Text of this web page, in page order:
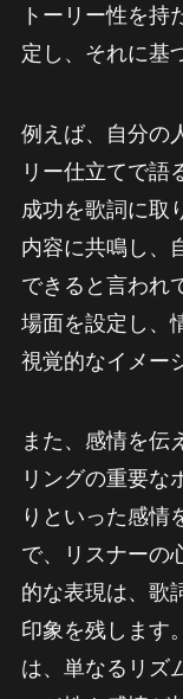
トーリー性を持
定し、それに基
例えば、自分の
リー仕立てで語
成功を歌詞に取
内容に共鳴し、
できると言われ
場面を設定し、
視覚的なイメー
また、感情を伝
リングの重要な
りといった感情
で、リスナーの
的な表現は、歌
印象を残します
は、単なるリズ